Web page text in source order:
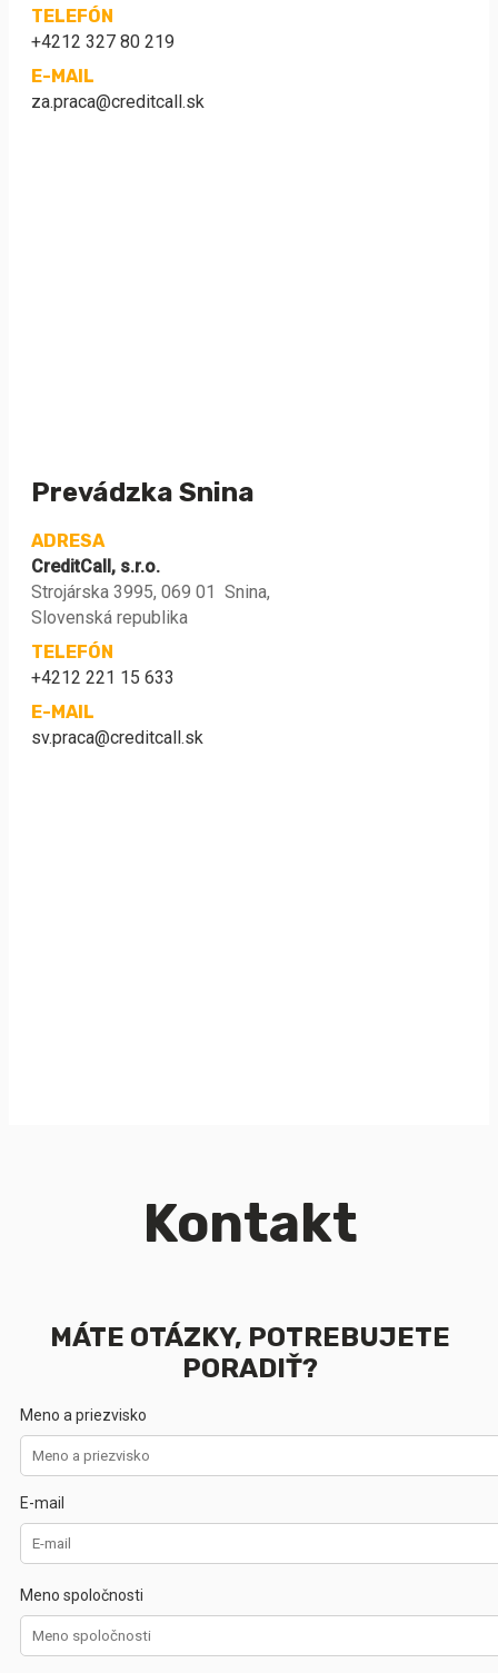
TELEFÓN
+4212 327 80 219
E-MAIL
za.praca@creditcall.sk
Prevádzka Snina
ADRESA
CreditCall, s.r.o.
Strojárska 3995, 069 01 Snina,
Slovenská republika
TELEFÓN
+4212 221 15 633
E-MAIL
sv.praca@creditcall.sk
Kontakt
MÁTE OTÁZKY, POTREBUJETE
PORADIŤ?
Meno a priezvisko
E-mail
Meno spoločnosti